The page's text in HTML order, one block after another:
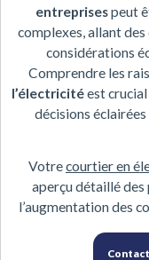
entreprisespeut
complexes, allant des
considérations
Comprendre les
l’électricitéest
décisions
Votrecourtier en
aperçu détaillé
l’augmentation des